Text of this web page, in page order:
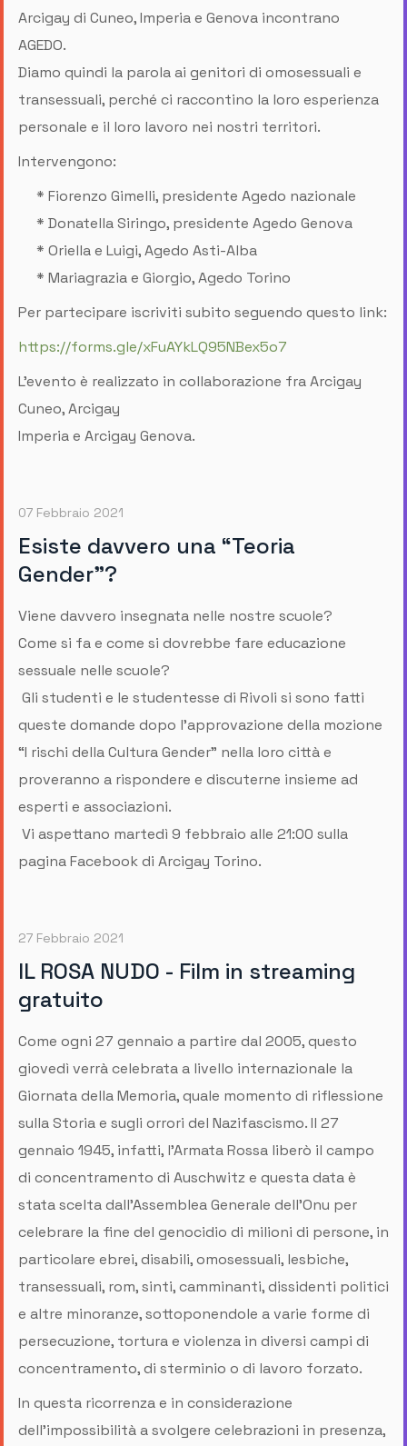
Arcigay di Cuneo, Imperia e Genova incontrano
AGEDO.
Diamo quindi la parola ai genitori di omosessuali e
transessuali, perché ci raccontino la loro esperienza
personale e il loro lavoro nei nostri territori.
Intervengono:
* Fiorenzo Gimelli, presidente Agedo nazionale
* Donatella Siringo, presidente Agedo Genova
* Oriella e Luigi, Agedo Asti-Alba
* Mariagrazia e Giorgio, Agedo Torino
Per partecipare iscriviti subito seguendo questo link:
https://forms.gle/xFuAYkLQ95NBex5o7
L'evento è realizzato in collaborazione fra Arcigay
Cuneo, Arcigay
Imperia e Arcigay Genova.
07 Febbraio 2021
Esiste davvero una “Teoria
Gender”?
Viene davvero insegnata nelle nostre scuole?
Come si fa e come si dovrebbe fare educazione
sessuale nelle scuole?
Gli studenti e le studentesse di Rivoli si sono fatti
queste domande dopo l’approvazione della mozione
“I rischi della Cultura Gender” nella loro città e
proveranno a rispondere e discuterne insieme ad
esperti e associazioni.
Vi aspettano martedì 9 febbraio alle 21:00 sulla
pagina Facebook di Arcigay Torino.
27 Febbraio 2021
IL ROSA NUDO - Film in streaming
gratuito
Come ogni 27 gennaio a partire dal 2005, questo
giovedì verrà celebrata a livello internazionale la
Giornata della Memoria, quale momento di riflessione
sulla Storia e sugli orrori del Nazifascismo. Il 27
gennaio 1945, infatti, l’Armata Rossa liberò il campo
di concentramento di Auschwitz e questa data è
stata scelta dall’Assemblea Generale dell’Onu per
celebrare la fine del genocidio di milioni di persone, in
particolare ebrei, disabili, omosessuali, lesbiche,
transessuali, rom, sinti, camminanti, dissidenti politici
e altre minoranze, sottoponendole a varie forme di
persecuzione, tortura e violenza in diversi campi di
concentramento, di sterminio o di lavoro forzato.
In questa ricorrenza e in considerazione
dell’impossibilità a svolgere celebrazioni in presenza,